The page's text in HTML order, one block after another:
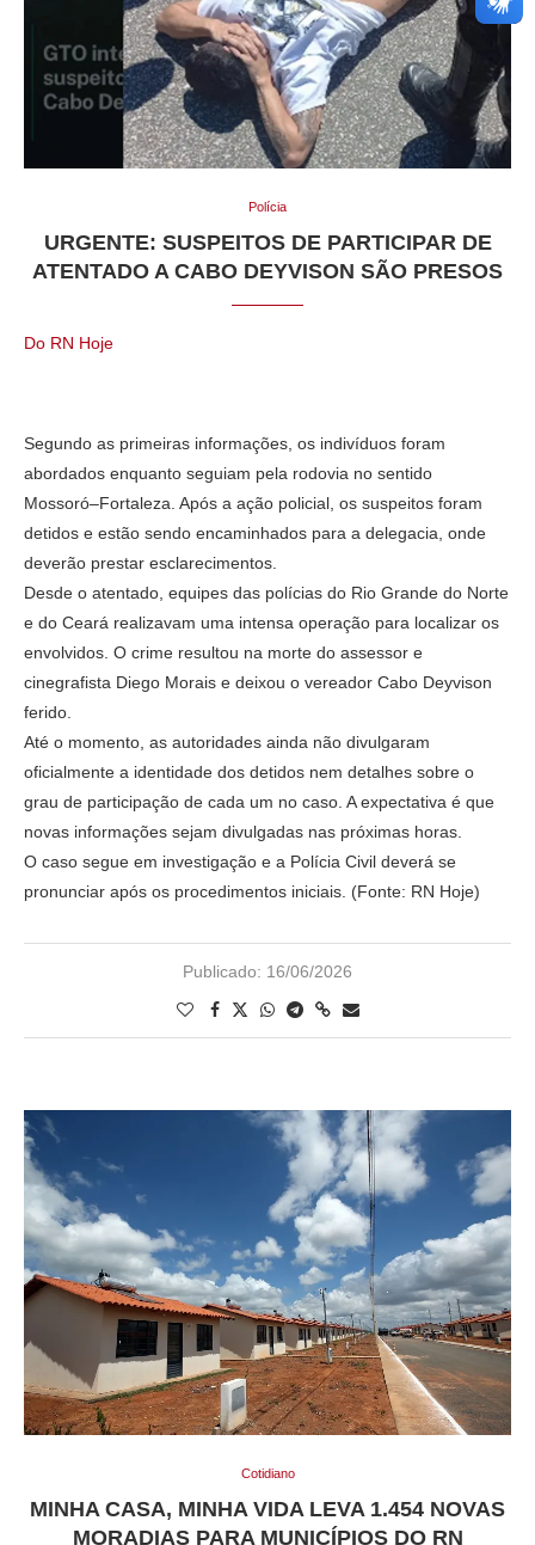
Polícia
URGENTE: SUSPEITOS DE PARTICIPAR DE
ATENTADO A CABO DEYVISON SÃO PRESOS
Do RN Hoje
Segundo as primeiras informações, os indivíduos foram
abordados enquanto seguiam pela rodovia no sentido
Mossoró–Fortaleza. Após a ação policial, os suspeitos foram
detidos e estão sendo encaminhados para a delegacia, onde
deverão prestar esclarecimentos.
Desde o atentado, equipes das polícias do Rio Grande do Norte
e do Ceará realizavam uma intensa operação para localizar os
envolvidos. O crime resultou na morte do assessor e
cinegrafista Diego Morais e deixou o vereador Cabo Deyvison
ferido.
Até o momento, as autoridades ainda não divulgaram
oficialmente a identidade dos detidos nem detalhes sobre o
grau de participação de cada um no caso. A expectativa é que
novas informações sejam divulgadas nas próximas horas.
O caso segue em investigação e a Polícia Civil deverá se
pronunciar após os procedimentos iniciais. (Fonte: RN Hoje)
Publicado: 16/06/2026
Cotidiano
MINHA CASA, MINHA VIDA LEVA 1.454 NOVAS
MORADIAS PARA MUNICÍPIOS DO RN